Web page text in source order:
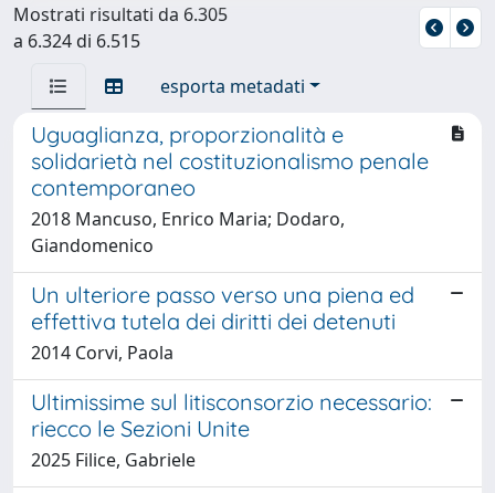
Mostrati risultati da 6.305
a 6.324 di 6.515
esporta metadati
Uguaglianza, proporzionalità e
solidarietà nel costituzionalismo penale
contemporaneo
2018 Mancuso, Enrico Maria; Dodaro,
Giandomenico
Un ulteriore passo verso una piena ed
effettiva tutela dei diritti dei detenuti
2014 Corvi, Paola
Ultimissime sul litisconsorzio necessario:
riecco le Sezioni Unite
2025 Filice, Gabriele